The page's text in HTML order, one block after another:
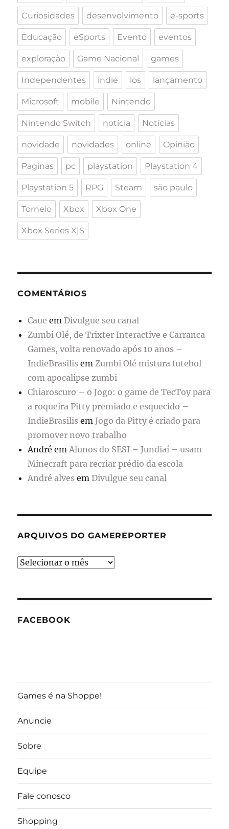
Curiosidades desenvolvimento e-sports
Educação eSports Evento eventos
exploração Game Nacional games
Independentes indie ios lançamento
Microsoft mobile Nintendo
Nintendo Switch notícia Notícias
novidade novidades online Opinião
Paginas pc playstation Playstation 4
Playstation 5 RPG Steam são paulo
Torneio Xbox Xbox One
Xbox Series X|S
COMENTÁRIOS
Caue emDivulgue seu canal
Zumbi Olé, de Trixter Interactive e Carranca
Games, volta renovado após 10 anos –
IndieBrasilis emZumbi Olé mistura futebol
com apocalipse zumbi
Chiaroscuro – o Jogo: o game de TecToy para
a roqueira Pitty premiado e esquecido –
IndieBrasilis em Jogo da Pitty é criado para
promover novo trabalho
André emAlunos do SESI – Jundiaí – usam
Minecraft para recriar prédio da escola
André alves emDivulgue seu canal
ARQUIVOS DO GAMEREPORTER
Arquivos
FACEBOOK
Games é na Shoppe!
Anuncie
Sobre
Equipe
Fale conosco
Shopping